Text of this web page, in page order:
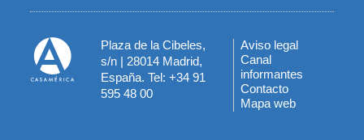
Plaza de la Cibeles,
s/n | 28014 Madrid,
España. Tel: +34 91
595 48 00
Menú
del
pie
Aviso legal
Canal
informantes
Contacto
Mapa web